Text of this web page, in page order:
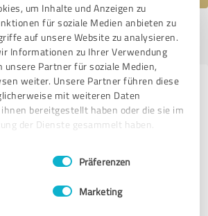
um Inhalte und Anzeigen zu
für soziale Medien anbieten zu
auf unsere Website zu analysieren.
Informationen zu Ihrer Verwendung
unsere Partner für soziale Medien,
weiter. Unsere Partner führen diese
mit weiteren Daten
bereitgestellt haben oder die sie im
der Dienste gesammelt haben.
Präferenzen
Marketing
| Letzte Aktualisierung: 18.05.2026
melden
zu weiteren
aus dem Bereich IT-